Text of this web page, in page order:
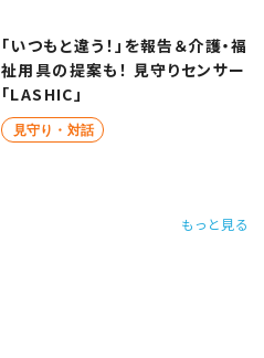
「いつもと違う！」を報告＆介護・福
祉用具の提案も！ 見守りセンサー
「LASHIC」
見守り・対話
もっと見る